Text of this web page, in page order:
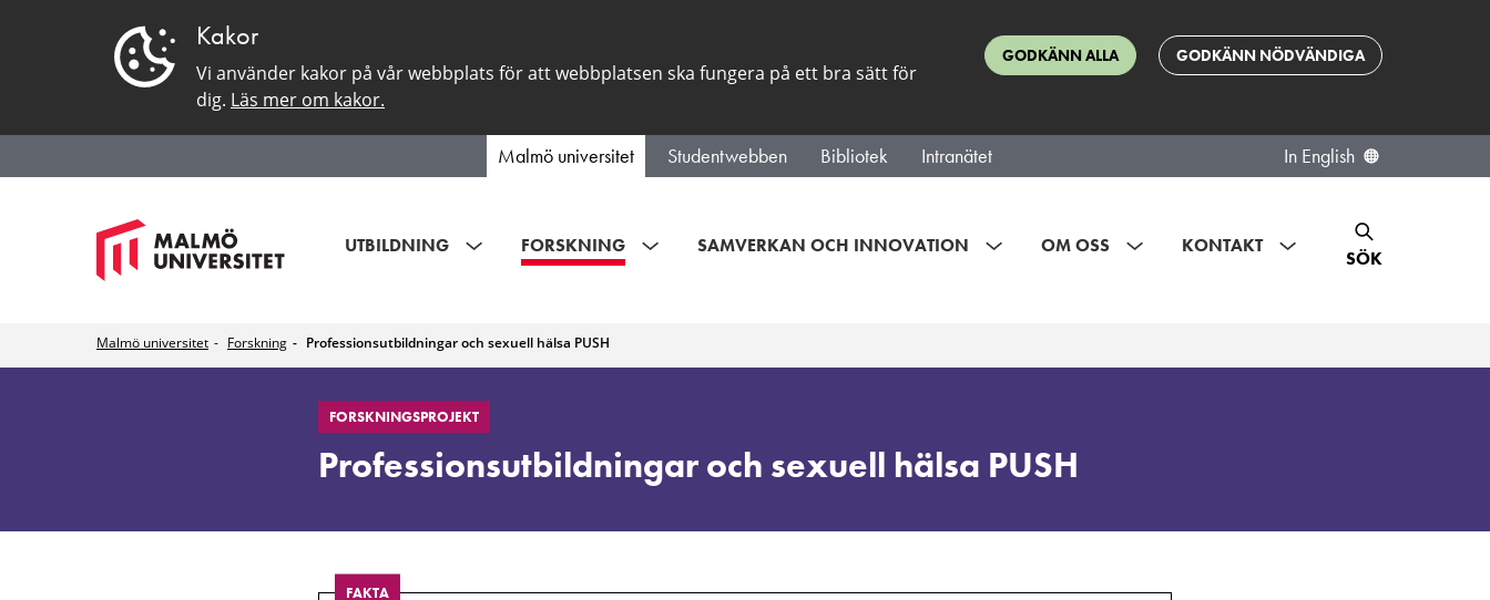
Kakor
Vi använder kakor på vår webbplats för att webbplatsen ska fungera på ett bra sätt för
dig. Läs mer om kakor.
GODKÄNN ALLA GODKÄNN NÖDVÄNDIGA
Malmö universitet Studentwebben Bibliotek Intranätet In English
UTBILDNING FORSKNING SAMVERKAN OCH INNOVATION OM OSS KONTAKT
SÖK
Malmö universitet Forskning Professionsutbildningar och sexuell hälsa PUSH
Professionsutbildningar
sexuell
FORSKNINGSPROJEKT
Professionsutbildningar och sexuell hälsa PUSH
FAKTA